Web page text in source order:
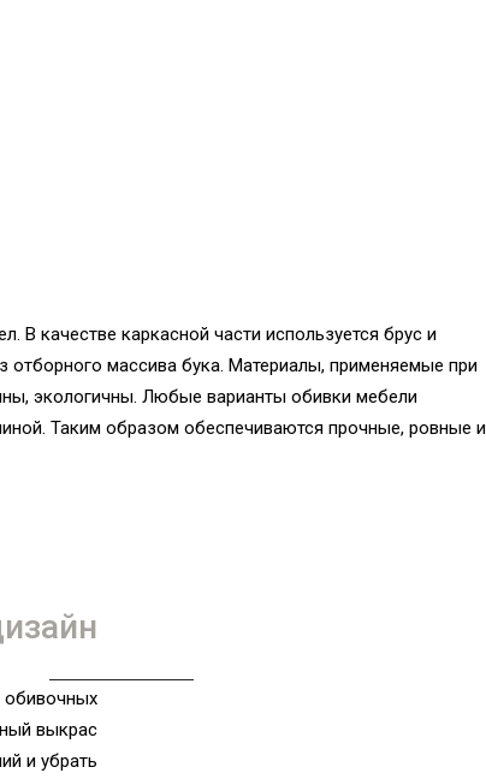
В качестве каркасной части используется брус и
массива бука. Материалы, применяемые при
экологичны. Любые варианты обивки мебели
Таким образом обеспечиваются прочные, ровные и
обивочных
выкрас
и убрать